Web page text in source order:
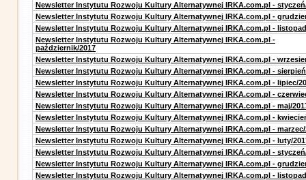
Newsletter Instytutu Rozwoju Kultury Alternatywnej IRKA.com.pl -
Newsletter Instytutu Rozwoju Kultury Alternatywnej IRKA.com.pl -
Newsletter Instytutu Rozwoju Kultury Alternatywnej IRKA.com.pl -
Newsletter Instytutu Rozwoju Kultury Alternatywnej IRKA.com.pl -
październik/2017
Newsletter Instytutu Rozwoju Kultury Alternatywnej IRKA.com.pl -
Newsletter Instytutu Rozwoju Kultury Alternatywnej IRKA.com.pl -
Newsletter Instytutu Rozwoju Kultury Alternatywnej IRKA.com.pl - lipiec/
Newsletter Instytutu Rozwoju Kultury Alternatywnej IRKA.com.pl -
Newsletter Instytutu Rozwoju Kultury Alternatywnej IRKA.com.pl - maj/
Newsletter Instytutu Rozwoju Kultury Alternatywnej IRKA.com.pl -
Newsletter Instytutu Rozwoju Kultury Alternatywnej IRKA.com.pl - marzec/
Newsletter Instytutu Rozwoju Kultury Alternatywnej IRKA.com.pl - luty/
Newsletter Instytutu Rozwoju Kultury Alternatywnej IRKA.com.pl -
Newsletter Instytutu Rozwoju Kultury Alternatywnej IRKA.com.pl -
Newsletter Instytutu Rozwoju Kultury Alternatywnej IRKA.com.pl -